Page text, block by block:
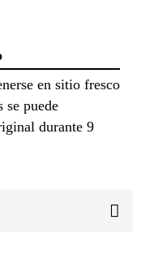
en sitio fresco
se puede
durante 9